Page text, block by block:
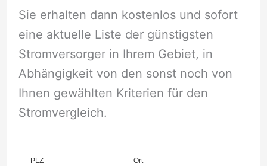
Sie erhalten dann kostenlos und sofort
eine aktuelle Liste der günstigsten
Stromversorger in Ihrem Gebiet, in
Abhängigkeit von den sonst noch von
Ihnen gewählten Kriterien für den
Stromvergleich.